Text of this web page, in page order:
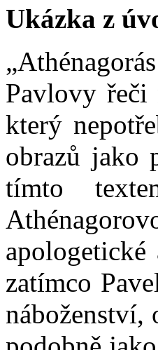
Ukázka z
Pavlovy řeči
který
obrazů jako
tímto
zatímco
náboženství,